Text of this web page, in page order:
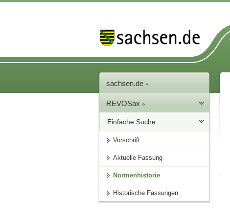
sachsen.de
REVOSax
Einfache Suche
Vorschrift
Aktuelle Fassung
Normenhistorie
Historische Fassungen